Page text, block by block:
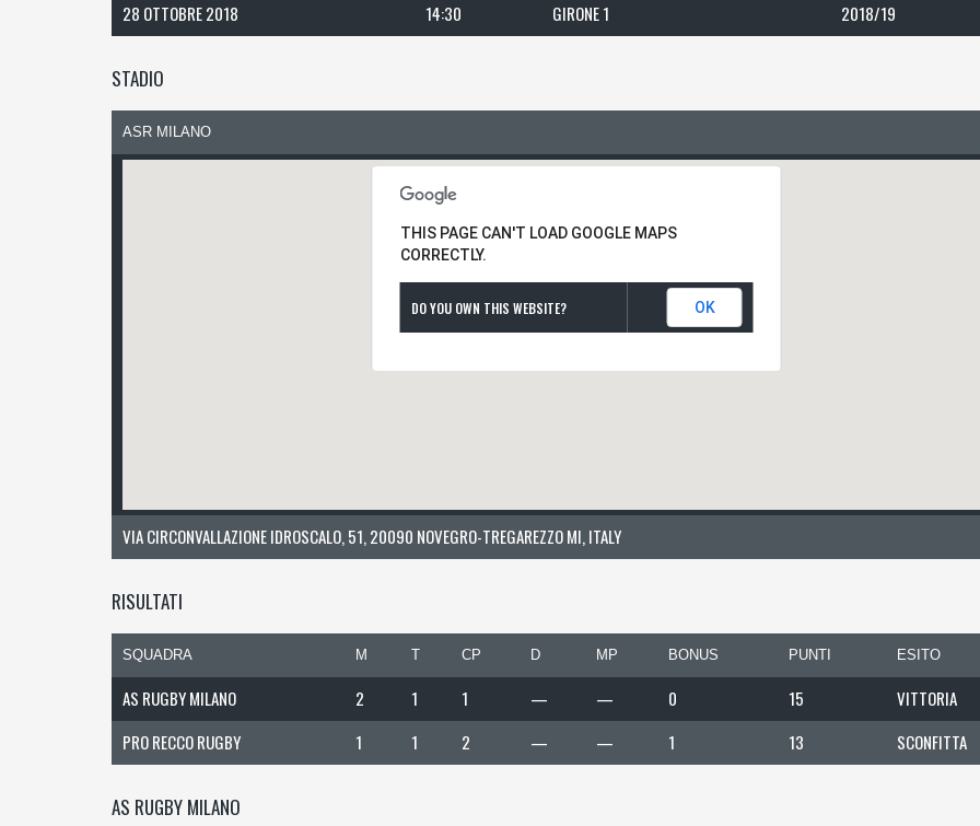
28 OTTOBRE 2018 14:30 GIRONE 1 2018/19
STADIO
ASR MILANO
THIS PAGE CAN'T LOAD GOOGLE MAPS
CORRECTLY.
DO YOU OWN THIS WEBSITE? OK
VIA CIRCONVALLAZIONE IDROSCALO, 51, 20090 NOVEGRO-TREGAREZZO MI, ITALY
RISULTATI
SQUADRA M T CP D MP BONUS PUNTI ESITO
AS RUGBY MILANO 2 1 1 — — 0 15
VITTORIA
PRO RECCO RUGBY
1 1 2 — — 1 13 SCONFITTA
AS RUGBY MILANO